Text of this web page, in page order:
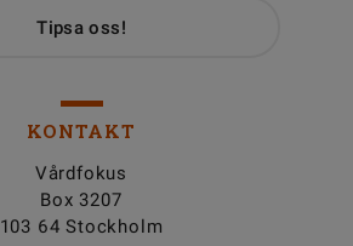
Tipsa oss!
KONTAKT
Vårdfokus
Box 3207
103 64 Stockholm